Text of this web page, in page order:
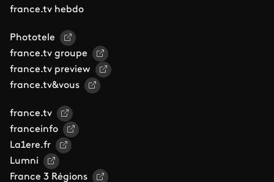
france.tv hebdo
Phototele
france.tv groupe
france.tv preview
france.tv&vous
france.tv
franceinfo
La1ere.fr
Lumni
France 3 Régions